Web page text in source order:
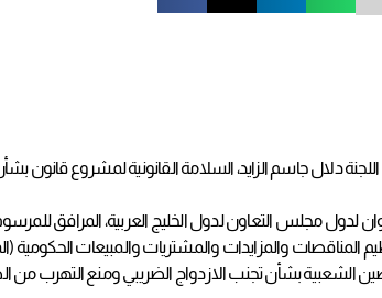
دلال جاسم الزايد، السلامة القانونية لمشروع
التعاون لدول الخليج العربية، المرافق للمرسوم الملكي
مشروع قانون بتعديل بعض أحكام المرسوم بقانون رقم (36) لسنة 2002 بشأن تنظيم المناقصات
الشعبية بشأن تجنب الازدواج الضريبي ومنع التهرب من